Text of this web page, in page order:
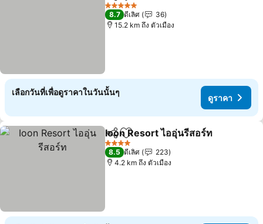
5 ดาว
8.7 ดีเลิศ
36
15.2 km ถึง ตัวเมือง
เลือกวันที่เพื่อดูราคาในวันนั้นๆ
ดูราคา
แชร์ เพิ่มในรายการโปรด
Ioon Resort ไออุ่นรีสอร์ท
4 ดาว
8.5 ดีเลิศ
223
4.2 km ถึง ตัวเมือง